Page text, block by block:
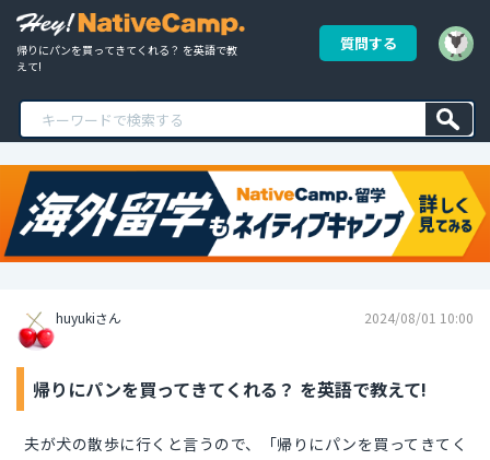
帰りにパンを買ってきてくれる？ を英語で教
えて!
質問する
huyukiさん 2024/08/01 10:00
帰りにパンを買ってきてくれる？ を英語で教えて!
夫が犬の散歩に行くと言うので、「帰りにパンを買ってきてく